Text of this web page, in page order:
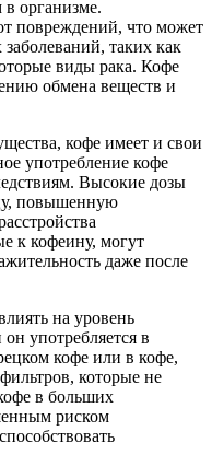
в организме.
повреждений, что может
таких как
виды рака. Кофе
обмена веществ и
кофе имеет и свои
употребление кофе
Высокие дозы
повышенную
к кофеину, могут
даже после
на уровень
употребляется в
кофе или в кофе,
которые не
в больших
риском